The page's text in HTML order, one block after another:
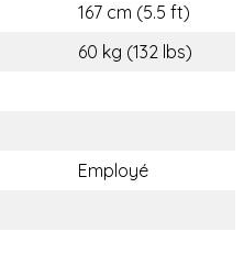
167 cm (5.5 ft)
60 kg (132 lbs)
Employé